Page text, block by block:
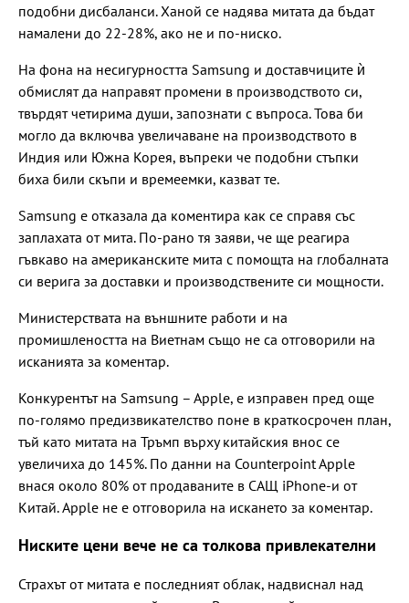
подобни дисбаланси. Ханой се надява митата да бъдат
намалени до 22-28%, ако не и по-ниско.
На фона на несигурността Samsung и доставчиците ѝ
обмислят да направят промени в производството си,
твърдят четирима души, запознати с въпроса. Това би
могло да включва увеличаване на производството в
Индия или Южна Корея, въпреки че подобни стъпки
биха били скъпи и времеемки, казват те.
Samsung е отказала да коментира как се справя със
заплахата от мита. По-рано тя заяви, че ще реагира
гъвкаво на американските мита с помощта на глобалната
си верига за доставки и производствените си мощности.
Министерствата на външните работи и на
промишлеността на Виетнам също не са отговорили на
исканията за коментар.
Конкурентът на Samsung – Apple, е изправен пред още
по-голямо предизвикателство поне в краткосрочен план,
тъй като митата на Тръмп върху китайския внос се
увеличиха до 145%. По данни на Counterpoint Apple
внася около 80% от продаваните в САЩ iPhone-и от
Китай. Apple не е отговорила на искането за коментар.
Ниските цени вече не са толкова привлекателни
Страхът от митата е последният облак, надвиснал над